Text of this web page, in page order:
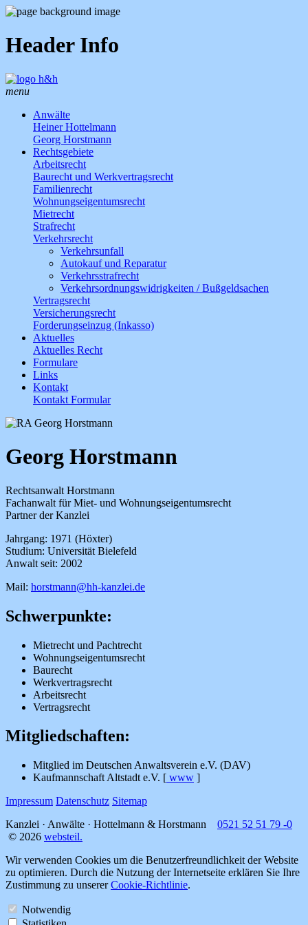
Header Info
menu
Anwälte
Heiner Hottelmann
Georg Horstmann
Rechtsgebiete
Arbeitsrecht
Baurecht und Werkvertragsrecht
Familienrecht
Wohnungseigentumsrecht
Mietrecht
Strafrecht
Verkehrsrecht
Verkehrsunfall
Autokauf und Reparatur
Verkehrsstrafrecht
Verkehrsordnungswidrigkeiten / Bußgeldsachen
Vertragsrecht
Versicherungsrecht
Forderungseinzug (Inkasso)
Aktuelles
Aktuelles Recht
Formulare
Links
Kontakt
Kontakt Formular
Georg Horstmann
Rechtsanwalt Horstmann
Fachanwalt für Miet- und Wohnungseigentumsrecht
Partner der Kanzlei
Jahrgang: 1971 (Höxter)
Studium: Universität Bielefeld
Anwalt seit: 2002
Mail: horstmann@hh-kanzlei.de
Schwerpunkte:
Mietrecht und Pachtrecht
Wohnungseigentumsrecht
Baurecht
Werkvertragsrecht
Arbeitsrecht
Vertragsrecht
Mitgliedschaften:
Mitglied im Deutschen Anwaltsverein e.V. (DAV)
Kaufmannschaft Altstadt e.V. [ www ]
Impressum Datenschutz Sitemap
Kanzlei · Anwälte · Hottelmann & Horstmann
0521 52 51 79 -0
© 2026 websteil.
Wir verwenden Cookies um die Benutzerfreundlichkeit der Website
zu optimieren. Durch die Nutzung der Internetseite erklären Sie Ihre
Zustimmung zu unsererCookie-Richtlinie.
Notwendig